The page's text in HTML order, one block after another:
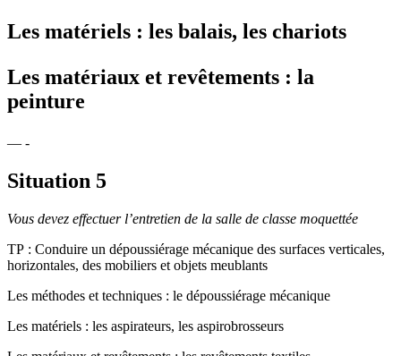
Les matériels : les balais, les chariots
Les matériaux et revêtements : la
peinture
— -
Situation 5
Vous devez effectuer l’entretien de la salle de classe moquettée
TP : Conduire un dépoussiérage mécanique des surfaces verticales,
horizontales, des mobiliers et objets meublants
Les méthodes et techniques : le dépoussiérage mécanique
Les matériels : les aspirateurs, les aspirobrosseurs